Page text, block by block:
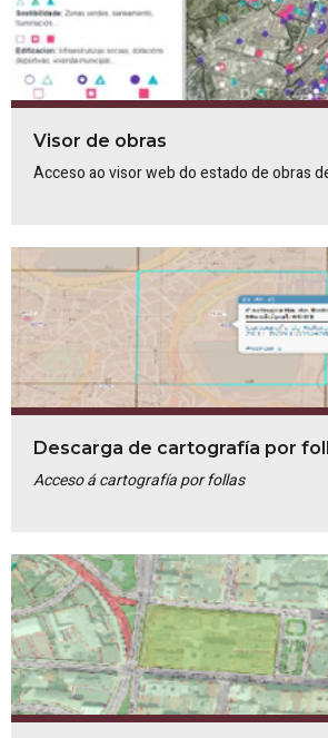
Visor de obras
Acceso ao visor web do estado de obras
Descarga de cartografía por
Acceso á cartografía por follas